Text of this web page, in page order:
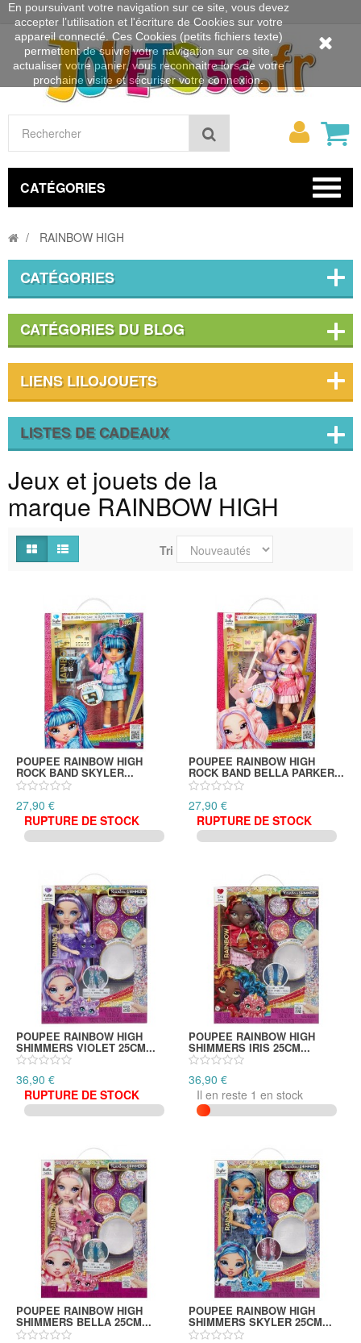
Rechercher
Mon
CATÉGORIES
RAINBOW HIGH
CATÉGORIES
CATÉGORIES DU BLOG
LIENS LILOJOUETS
LISTES DE CADEAUX
Jeux et jouets de la
marque RAINBOW HIGH
Tri
POUPEE RAINBOW HIGH
ROCK BAND SKYLER...
27,90 €
RUPTURE DE STOCK
POUPEE RAINBOW HIGH
ROCK BAND BELLA PARKER...
27,90 €
RUPTURE DE STOCK
POUPEE RAINBOW HIGH
SHIMMERS VIOLET 25CM...
36,90 €
RUPTURE DE STOCK
POUPEE RAINBOW HIGH
SHIMMERS IRIS 25CM...
36,90 €
Il en reste 1 en stock
POUPEE RAINBOW HIGH
SHIMMERS BELLA 25CM...
POUPEE RAINBOW HIGH
SHIMMERS SKYLER 25CM...
En poursuivant votre navigation sur ce site, vous devez
accepter l’utilisation et l'écriture de Cookies sur votre
appareil connecté. Ces Cookies (petits fichiers texte)
permettent de suivre votre navigation sur ce site,
actualiser votre panier, vous reconnaitre lors de votre
prochaine visite et sécuriser votre connexion.